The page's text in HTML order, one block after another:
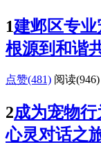
1建邺区专
根源到和谐
点赞(481) 阅读(946)
2成为宠物
心灵对话之